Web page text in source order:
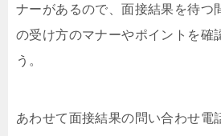
ナーがあるので、面接結果を待つ
の受け方のマナーやポイントを確
う。
あわせて面接結果の問い合わせ電